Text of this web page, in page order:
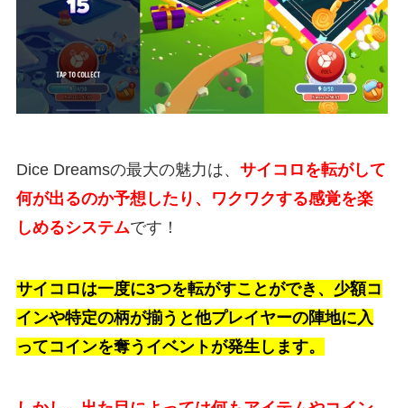
Dice Dreamsの最大の魅力は、 サイコロを転がして
何が出るのか予想したり、ワクワクする感覚を楽
しめるシステムです！
サイコロは一度に3つを転がすことができ、少額コ
インや特定の柄が揃うと他プレイヤーの陣地に入
ってコインを奪うイベントが発生します。